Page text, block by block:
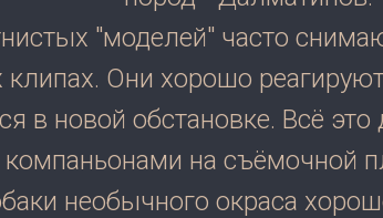
"моделей" часто
Они хорошо
в новой обстановке. Всё
компаньонами на съёмочной
необычного окраса